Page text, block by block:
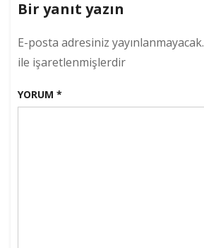
Bir yanıt yazın
E-posta adresiniz yayınlanmayacak.
ile işaretlenmişlerdir
YORUM *